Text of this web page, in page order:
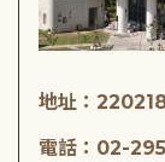
地址：
電話：02-